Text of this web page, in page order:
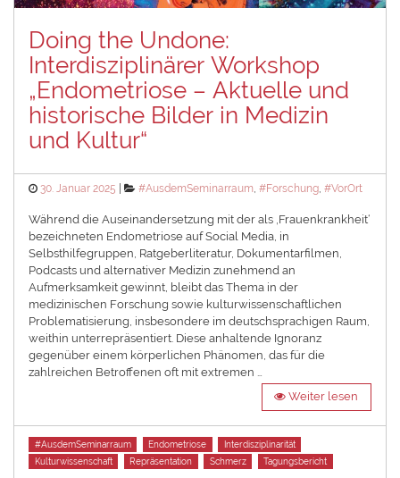
Doing the Undone:
Interdisziplinärer Workshop
„Endometriose – Aktuelle und
historische Bilder in Medizin
und Kultur“
Posted
30. Januar 2025 Categories
#AusdemSeminarraum,#Forschung,#VorOrt
Während die Auseinandersetzung mit der als ‚Frauenkrankheit‘
bezeichneten Endometriose auf Social Media, in
Selbsthilfegruppen, Ratgeberliteratur, Dokumentarfilmen,
Podcasts und alternativer Medizin zunehmend an
Aufmerksamkeit gewinnt, bleibt das Thema in der
medizinischen Forschung sowie kulturwissenschaftlichen
Problematisierung, insbesondere im deutschsprachigen Raum,
weithin unterrepräsentiert. Diese anhaltende Ignoranz
gegenüber einem körperlichen Phänomen, das für die
zahlreichen Betroffenen oft mit extremen …
Weiter lesen
Tags
#AusdemSeminarraum Endometriose
Interdisziplinarität
Kulturwissenschaft
Repräsentation Schmerz Tagungsbericht